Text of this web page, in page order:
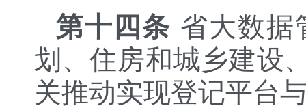
第十四条 省大数据
划、住房和城乡建设
关推动实现登记平台